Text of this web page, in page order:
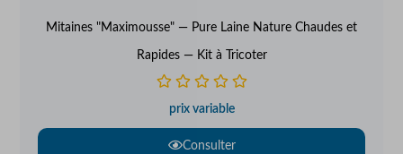
Mitaines "Maximousse" — Pure Laine Nature Chaudes et
Rapides — Kit à Tricoter
prix variable
Consulter